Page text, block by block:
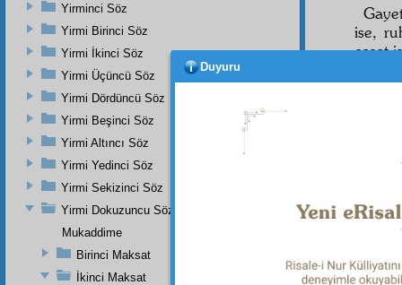
ise,
ceset
Belki
Yirminci Söz
Yirmi Birinci Söz
Yirmi İkinci Söz
Yirmi Üçüncü Söz
Yirmi Dördüncü Söz
Yirmi Beşinci Söz
Yirmi Altıncı Söz
Yirmi Yedinci Söz
Yirmi Sekizinci Söz
Yirmi Dokuzuncu Söz
Mukaddime
Birinci Maksat
İkinci Maksat
Duyuru